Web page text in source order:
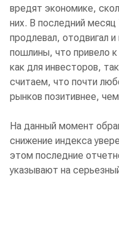
вредят экономике,
них. В последний
продлевал, отодвигал
пошлины, что привело
как для инвесторов,
считаем, что почти
рынков позитивнее,
На данный момент
снижение индекса
этом последние
указывают на